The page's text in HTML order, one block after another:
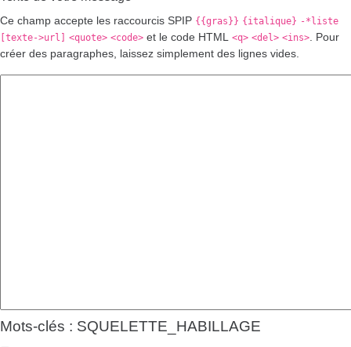
Ce champ accepte les raccourcis SPIP {{gras}} {italique} -*liste
[texte->url]
<quote> <code> et le code HTML <q> <del> <ins> . Pour
créer des paragraphes, laissez simplement des lignes vides.
Mots-clés : SQUELETTE_HABILLAGE